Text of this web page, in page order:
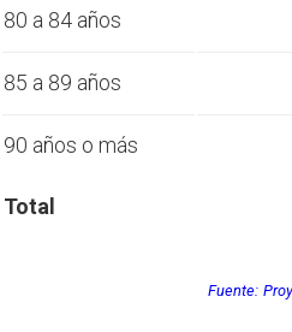
80 a 84 años
85 a 89 años
90 años o más
Total
Fuente: